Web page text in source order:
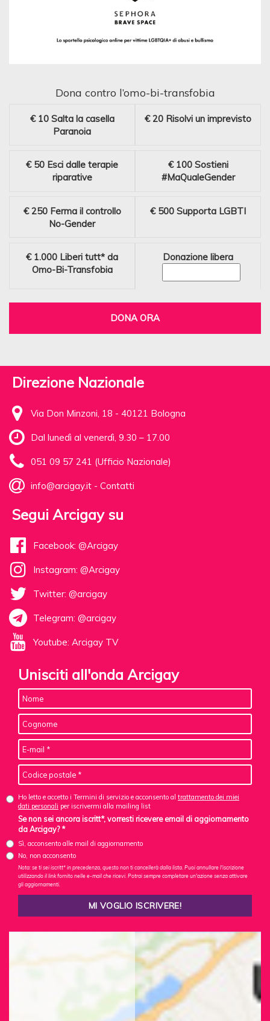
Dona contro l’omo-bi-transfobia
€ 10 Salta la casella
Paranoia
€ 20 Risolvi un imprevisto
€ 50 Esci dalle terapie
riparative
€ 100 Sostieni
#MaQualeGender
€ 250 Ferma il controllo
No-Gender
€ 500 Supporta LGBTI
€ 1.000 Liberi tutt* da
Omo-Bi-Transfobia
Donazione libera
DONA ORA
Direzione Nazionale
Via Don Minzoni, 18 - 40121 Bologna
Dal lunedì al venerdì, 9.30 – 17.00
051 09 57 241 (Ufficio Nazionale)
info@arcigay.it - Contatti
Segui Arcigay su
Facebook: @Arcigay
Instagram: @Arcigay
Twitter: @arcigay
Telegram: @arcigay
Youtube: Arcigay TV
Unisciti all'onda Arcigay
Ho letto e accetto i Termini di servizio e acconsento al trattamento dei miei
dati personali per iscrivermi alla mailing list
Se non sei ancora iscritt*, vorresti ricevere email di aggiornamento
da Arcigay? *
Sì, acconsento alle mail di aggiornamento
No, non acconsento
Nota: se ti sei iscritt* in precedenza, questo non ti cancellerà dalla lista. Puoi annullare l'iscrizione
utilizzando il link fornito nelle e-mail che ricevi. Potrai sempre completare un'azione senza attivare
gli aggiornamenti.